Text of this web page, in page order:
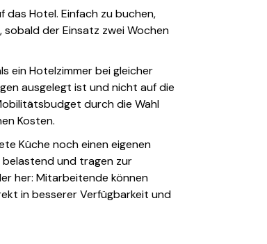
Hotel. Einfach zu buchen,
der Einsatz zwei Wochen
ein Hotelzimmer bei gleicher
ausgelegt ist und nicht auf die
durch die Wahl
Kosten.
Küche noch einen eigenen
belastend und tragen zur
her: Mitarbeitende können
in besserer Verfügbarkeit und